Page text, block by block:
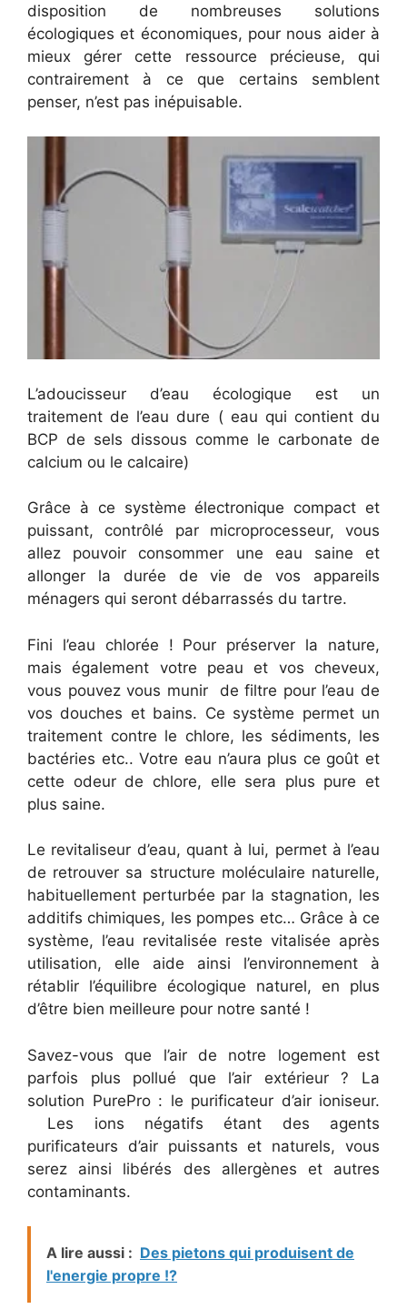
disposition de nombreuses solutions
écologiques et économiques, pour nous aider à
mieux gérer cette ressource précieuse, qui
contrairement à ce que certains semblent
penser, n’est pas inépuisable.
L’adoucisseur d’eau écologique est un
traitement de l’eau dure ( eau qui contient du
BCP de sels dissous comme le carbonate de
calcium ou le calcaire)
Grâce à ce système électronique compact et
puissant, contrôlé par microprocesseur, vous
allez pouvoir consommer une eau saine et
allonger la durée de vie de vos appareils
ménagers qui seront débarrassés du tartre.
Fini l’eau chlorée ! Pour préserver la nature,
mais également votre peau et vos cheveux,
vous pouvez vous munir de filtre pour l’eau de
vos douches et bains. Ce système permet un
traitement contre le chlore, les sédiments, les
bactéries etc.. Votre eau n’aura plus ce goût et
cette odeur de chlore, elle sera plus pure et
plus saine.
Le revitaliseur d’eau, quant à lui, permet à l’eau
de retrouver sa structure moléculaire naturelle,
habituellement perturbée par la stagnation, les
additifs chimiques, les pompes etc… Grâce à ce
système, l’eau revitalisée reste vitalisée après
utilisation, elle aide ainsi l’environnement à
rétablir l’équilibre écologique naturel, en plus
d’être bien meilleure pour notre santé !
Savez-vous que l’air de notre logement est
parfois plus pollué que l’air extérieur ? La
solution PurePro : le purificateur d’air ioniseur.
Les ions négatifs étant des agents
purificateurs d’air puissants et naturels, vous
serez ainsi libérés des allergènes et autres
contaminants.
A lire aussi : Des pietons qui produisent de
l'energie propre !?